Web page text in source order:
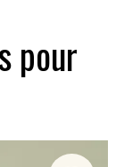
pour